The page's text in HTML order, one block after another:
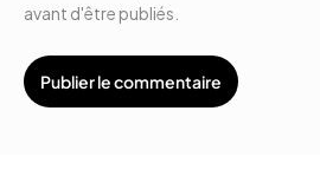
avant d'être publiés.